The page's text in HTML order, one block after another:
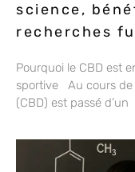
science,
recherches
Pourquoi le CBD est
sportive Au cours de
(CBD) est passé d’un